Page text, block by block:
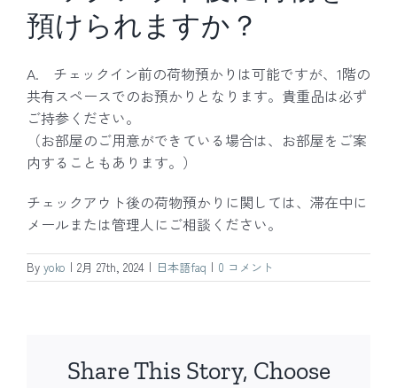
預けられますか？
A. チェックイン前の荷物預かりは可能ですが、1階の
共有スペースでのお預かりとなります。貴重品は必ず
ご持参ください。
（お部屋のご用意ができている場合は、お部屋をご案
内することもあります。）
チェックアウト後の荷物預かりに関しては、滞在中に
メールまたは管理人にご相談ください。
By yoko | 2月 27th, 2024 | 日本語faq | 0 コメント
Share This Story, Choose